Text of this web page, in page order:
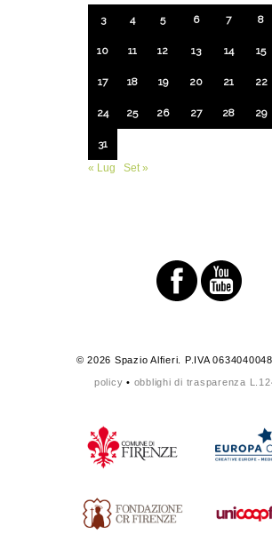
3 4 5 6 7 8
10 11 12 13 14 15
17 18 19 20 21 22
24 25 26 27 28 29
31
« Lug
Set »
© 2026 Spazio Alfieri. P.IVA
policy • obblighi di trasparenza